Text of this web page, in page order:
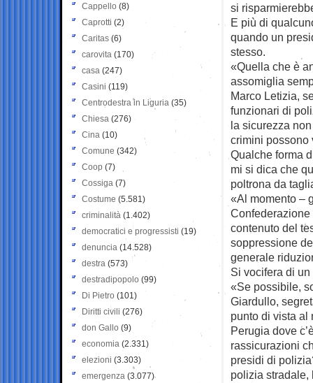
si
E più di
quando un
stesso.
«Quella che è
assomiglia
Marco Letizia,
funzionari di
la sicurezza
crimini possono
Qualche forma
mi si dica che
poltrona da
«Al momento –
contenuto del
soppressione
generale
Si vocifera di
«Se possibile,
Giardullo,
punto di vista al
Perugia dove
rassicurazioni
presidi di
polizia stradale,
Cappello (8)
Caprotti (2)
Caritas (6)
carovita (170)
casa (247)
Casini (119)
Centrodestra in Liguria (35)
Chiesa (276)
Cina (10)
Comune (342)
Coop (7)
Cossiga (7)
Costume (5.581)
criminalità (1.402)
democratici e progressisti (19)
denuncia (14.528)
destra (573)
destradipopolo (99)
Di Pietro (101)
Diritti civili (276)
don Gallo (9)
economia (2.331)
elezioni (3.303)
emergenza (3.077)